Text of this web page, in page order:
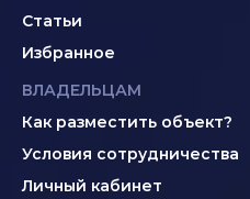
Статьи
Избранное
ВЛАДЕЛЬЦАМ
Как разместить объект?
Условия сотрудничества
Личный кабинет